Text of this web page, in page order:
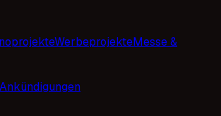
WerbeprojekteMesse &
Ankündigungen